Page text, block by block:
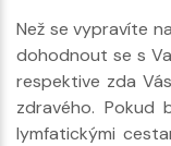
Než se vypravíte
dohodnout se s
respektive zda
zdravého. Pokud
lymfatickými